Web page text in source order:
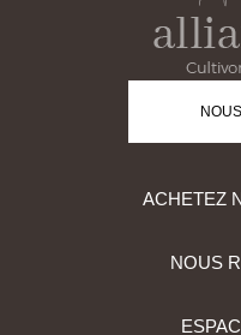
ACHETEZ
NOUS